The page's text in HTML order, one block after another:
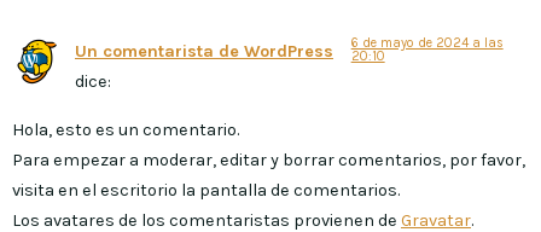
Un comentarista de WordPress
dice:
6 de mayo de 2024 a las
20:10
Hola, esto es un comentario.
Para empezar a moderar, editar y borrar comentarios, por favor,
visita en el escritorio la pantalla de comentarios.
Los avatares de los comentaristas provienen de Gravatar.